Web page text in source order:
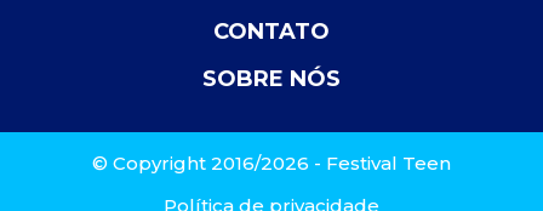
CONTATO
SOBRE NÓS
© Copyright 2016/2026 - Festival Teen
Política de privacidade